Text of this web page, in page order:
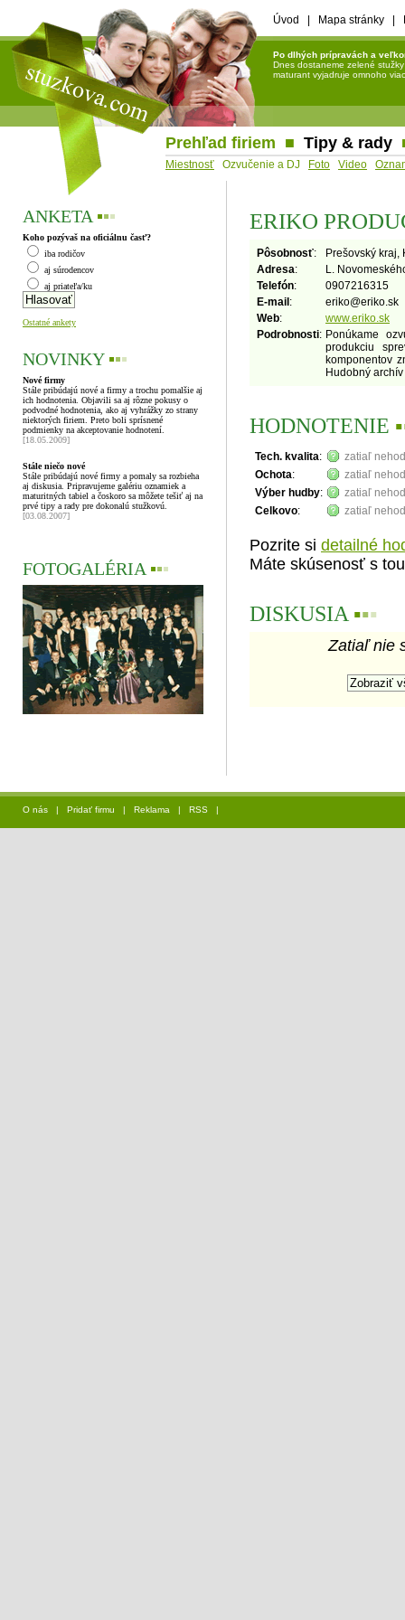
Úvod Mapa stránky
Po dlhých prípravách a
Dnes dostaneme zelené
maturant vyjadruje omnoho
Prehľad firiem ■ Tipy & rady
Miestnosť Ozvučenie a DJ Foto Video
ANKETA ▪▪▪
Koho pozývaš na oficiálnu časť?
iba rodičov
aj súrodencov
aj priateľa/ku
Ostatné ankety
NOVINKY ▪▪▪
Nové firmy
Stále pribúdajú nové a firmy a trochu pomalšie aj
ich hodnotenia. Objavili sa aj rôzne pokusy o
podvodné hodnotenia, ako aj vyhrážky zo strany
niektorých firiem. Preto boli sprísnené
podmienky na akceptovanie hodnotení.
[18.05.2009]
Stále niečo nové
Stále pribúdajú nové firmy a pomaly sa rozbieha
aj diskusia. Pripravujeme galériu oznamiek a
maturitných tabiel a čoskoro sa môžete tešiť aj na
prvé tipy a rady pre dokonalú stužkovú.
[03.08.2007]
FOTOGALÉRIA ▪▪▪
ERIKO
Pôsobnosť:
Prešovský kraj,
Adresa:
L.
Telefón:
0907216315
E-mail : eriko@eriko.sk
Web:
www.eriko.sk
Podrobnosti: Ponúkame
produkciu
komponentov
Hudobný
HODNOTENIE ▪
Tech. kvalita:
zatiaľ
Ochota:
zatiaľ
Výber hudby:
zatiaľ
Celkovo: zatiaľ
Pozrite si detailné
Máte skúsenosť s
DISKUSIA ▪▪▪
Zatiaľ nie
O nás | Pridať firmu | Reklama | RSS |